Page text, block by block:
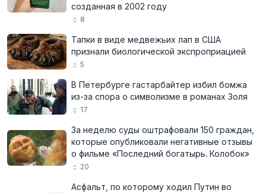
созданная в 2002 году
8
Тапки в виде медвежьих лап в США
признали биологической экспроприацией
5
В Петербурге гастарбайтер избил бомжа
из-за спора о символизме в романах Золя
17
За неделю суды оштрафовали 150 граждан,
которые опубликовали негативные отзывы
о фильме «Последний богатырь. Колобок»
20
Асфальт, по которому ходил Путин во